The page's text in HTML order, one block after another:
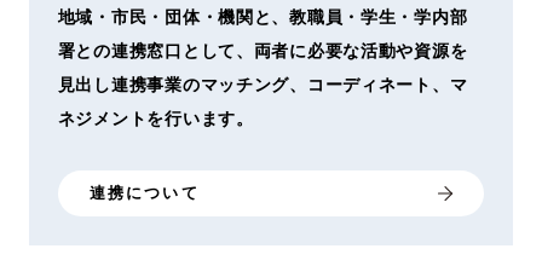
地域・市民・団体・機関と、教職員・学生・学内部
署との連携窓口として、両者に必要な活動や資源を
見出し連携事業のマッチング、コーディネート、マ
ネジメントを行います。
連携について